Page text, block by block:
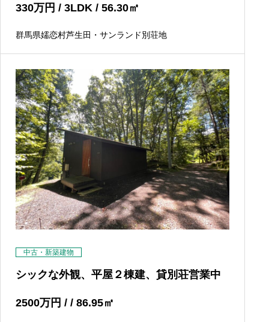
330万円 / 3LDK / 56.30㎡
群馬県嬬恋村芦生田・サンランド別荘地
中古・新築建物
シックな外観、平屋２棟建、貸別荘営業中
2500万円 / / 86.95㎡